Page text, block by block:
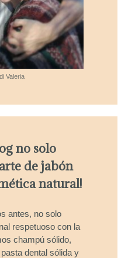
Valeria
no solo
de jabón
natural!
antes, no solo
respetuoso con la
champú sólido,
dental sólida y